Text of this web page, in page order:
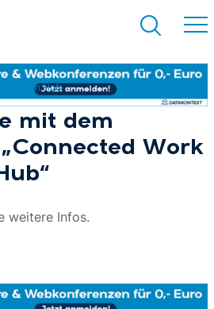
Suchen
Hub
mit dem
Work
weitere Infos.